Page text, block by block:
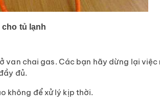
cho tủ lạnh
chai gas. Các bạn hãy dừng lại
đủ.
không để xử lý kịp thời.